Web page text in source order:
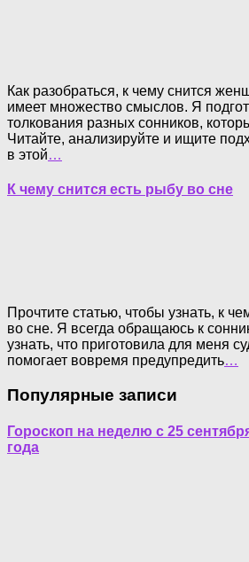
Как разобраться, к чему снится
имеет множество смыслов. Я
толкования разных сонников,
Читайте, анализируйте и ищите
в этой…
К чему снится есть рыбу во сне
Прочтите статью, чтобы узнать, к
во сне. Я всегда обращаюсь к
узнать, что приготовила для меня
помогает вовремя предупредить…
Популярные записи
Гороскоп на неделю с 25
года